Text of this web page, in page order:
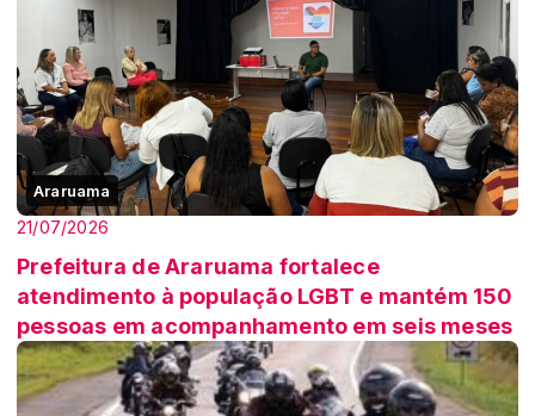
Araruama
21/07/2026
Prefeitura de Araruama fortalece
atendimento à população LGBT e mantém 150
pessoas em acompanhamento em seis meses